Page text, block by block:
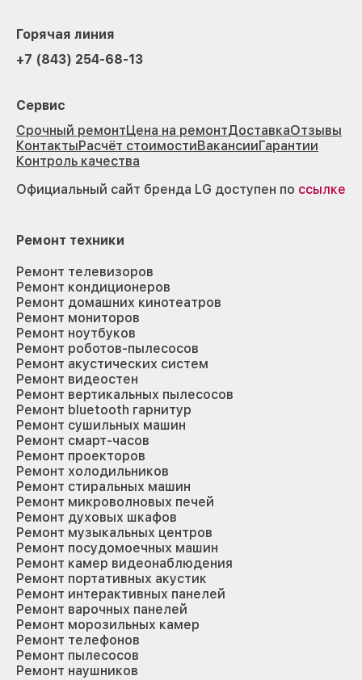
Горячая линия
+7 (843) 254-68-13
Сервис
Срочный ремонтЦена на ремонтДоставкаОтзывы
КонтактыРасчёт стоимостиВакансииГарантии
Контроль качества
Официальный сайт бренда LG доступен по ссылке
Ремонт техники
Ремонт телевизоров
Ремонт кондиционеров
Ремонт домашних кинотеатров
Ремонт мониторов
Ремонт ноутбуков
Ремонт роботов-пылесосов
Ремонт акустических систем
Ремонт видеостен
Ремонт вертикальных пылесосов
Ремонт bluetooth гарнитур
Ремонт сушильных машин
Ремонт смарт-часов
Ремонт проекторов
Ремонт холодильников
Ремонт стиральных машин
Ремонт микроволновых печей
Ремонт духовых шкафов
Ремонт музыкальных центров
Ремонт посудомоечных машин
Ремонт камер видеонаблюдения
Ремонт портативных акустик
Ремонт интерактивных панелей
Ремонт варочных панелей
Ремонт морозильных камер
Ремонт телефонов
Ремонт пылесосов
Ремонт наушников